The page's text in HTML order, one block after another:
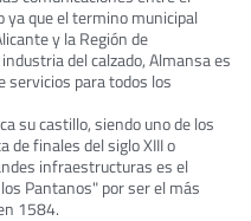
ya que el termino municipal
y la Región de
del calzado, Almansa es
servicios para todos los
su castillo, siendo uno de los
de finales del siglo XIII o
infraestructuras es el
Pantanos" por ser el más
1584.